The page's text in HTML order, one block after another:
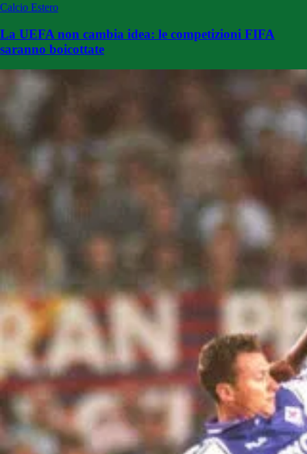
Calcio Estero
La UEFA non cambia idea: le competizioni FIFA
saranno boicottate